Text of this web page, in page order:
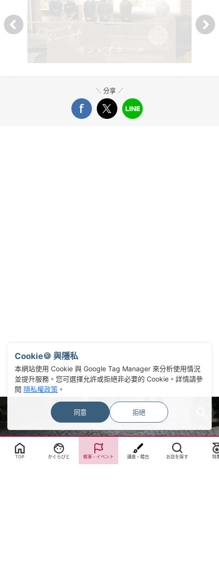
分享
Select Language▼
TOP かぐらびと 催事・イベント 講座・稽古 お店を探す 特
Cookie🍪 與隱私
本網站使用 Cookie 與 Google Tag Manager 來分析使用情況
並提升服務。您可選擇允許或拒絕非必要的 Cookie。詳情請參
閱 隱私權政策 。
同意 拒絕